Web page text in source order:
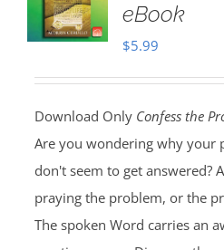
eBook
$5.99
Download Only Confess the
Are you wondering why your
don't seem to get answered?
praying the problem, or the
The spoken Word carries an